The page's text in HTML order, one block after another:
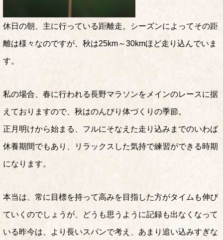
休日の朝、主に行っている距離走。シーズンによってその距
離は様々なのですが、秋は25km～30kmほど走り込んでいま
す。
私の場合、春に行われる長野マラソンをメインのレースに据
えておりますので、秋はのんびり体づくりの季節。
正月明けから始まる、フルにそなえた走り込みまでのいわば
休養期間でもあり、リラックスした気持で練習ができる時期
になります。
本当は、常に目標を持って高みを目指した方がタイムも伸び
ていくのでしょうが、どうも思うように記録も出なくなって
いる昨今は、より長いスパンで考え、あまり追い込みすぎな